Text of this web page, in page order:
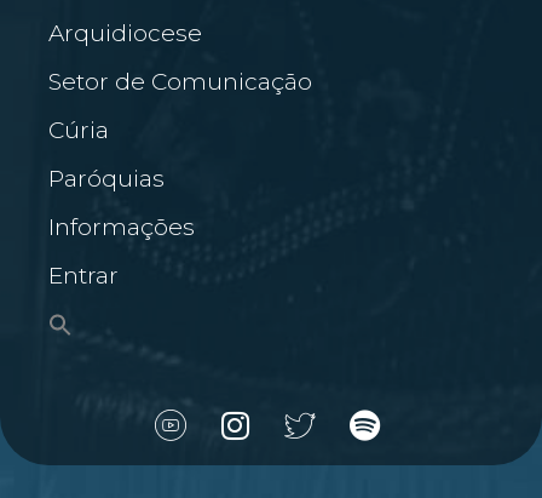
Arquidiocese
Setor de Comunicação
Cúria
Paróquias
Informações
Entrar